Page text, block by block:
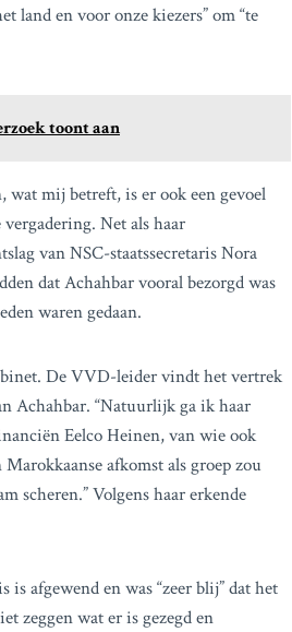
land en voor onze kiezers” om “te
toont aan
wat mij betreft, is er ook een gevoel
Net als haar
van NSC-staatssecretaris Nora
dat Achahbar vooral bezorgd was
waren gedaan.
De VVD-leider vindt het vertrek
Achahbar. “Natuurlijk ga ik haar
Eelco Heinen, van wie ook
afkomst als groep zou
scheren.” Volgens haar erkende
afgewend en was “zeer blij” dat het
zeggen wat er is gezegd en